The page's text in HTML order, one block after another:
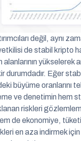
değil, aynı
de stabil kripto
alanlarının yükselerek
durumdadır. Eğer
büyüme oranlarını
ve denetimin hem
riskleri
de ekonomiye,
en aza indirmek için